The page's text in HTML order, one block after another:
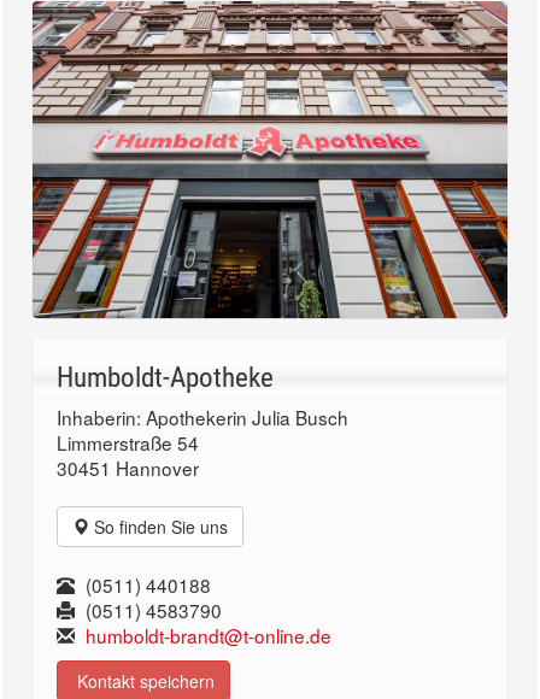
Humboldt-Apotheke
Inhaberin: Apothekerin Julia Busch
Limmerstraße 54
30451 Hannover
So finden Sie uns
(0511) 440188
(0511) 4583790
humboldt-brandt@t-online.de
Kontakt speichern